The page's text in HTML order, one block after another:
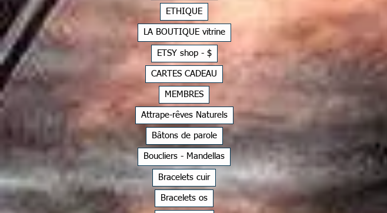
ETHIQUE
LA BOUTIQUE vitrine
ETSY shop - $
CARTES CADEAU
MEMBRES
Attrape-rêves Naturels
Bâtons de parole
Boucliers - Mandellas
Bracelets cuir
Bracelets os